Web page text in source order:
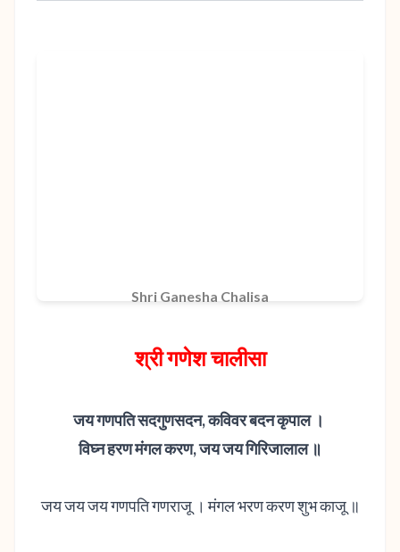
Shri Ganesha Chalisa
श्री गणेश चालीसा
जय गणपति सदगुणसदन, कविवर बदन कृपाल ।
विघ्न हरण मंगल करण, जय जय गिरिजालाल ॥
जय जय जय गणपति गणराजू । मंगल भरण करण शुभ काजू ॥